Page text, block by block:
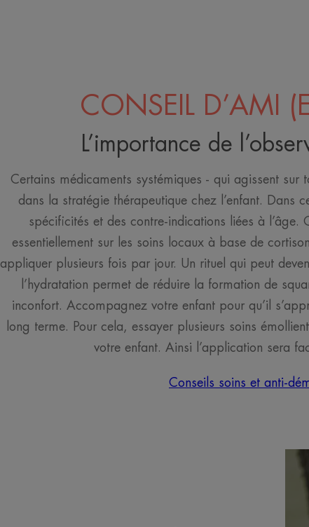
CONSEIL D’AMI
L’importance de
Certains médicaments systémiques - qui agissent sur
dans la stratégie thérapeutique chez l’enfant. Dans
spécificités et des contre-indications liées à
essentiellement sur les soins locaux à base de
appliquer plusieurs fois par jour. Un rituel qui peut
l’hydratation permet de réduire la formation de
inconfort. Accompagnez votre enfant pour qu’il
long terme. Pour cela, essayer plusieurs soins
votre enfant. Ainsi l’application sera
Conseils soins et anti-